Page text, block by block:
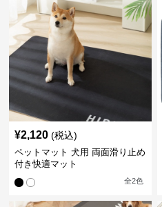
¥2,120 (税込)
ペットマット 犬用 両面滑り止め
付き快適マット
全2色